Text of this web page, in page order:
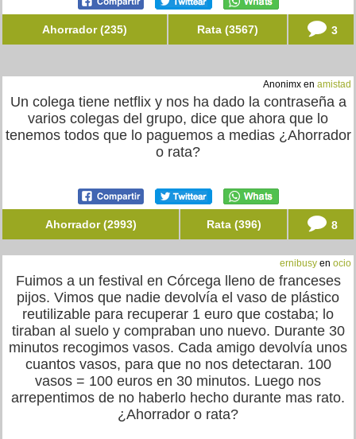
Ahorrador (235) Rata (3567) 3
Anonimx en amistad
Un colega tiene netflix y nos ha dado la contraseña a
varios colegas del grupo, dice que ahora que lo
tenemos todos que lo paguemos a medias ¿Ahorrador
o rata?
Ahorrador (2993) Rata (396) 8
ernibusy en ocio
Fuimos a un festival en Córcega lleno de franceses
pijos. Vimos que nadie devolvía el vaso de plástico
reutilizable para recuperar 1 euro que costaba; lo
tiraban al suelo y compraban uno nuevo. Durante 30
minutos recogimos vasos. Cada amigo devolvía unos
cuantos vasos, para que no nos detectaran. 100
vasos = 100 euros en 30 minutos. Luego nos
arrepentimos de no haberlo hecho durante mas rato.
¿Ahorrador o rata?